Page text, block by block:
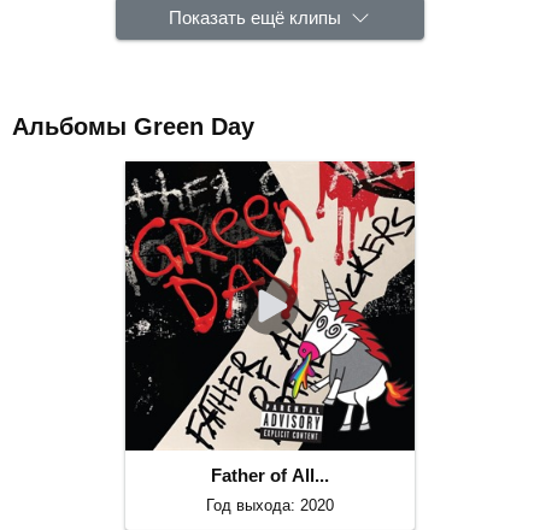
Показать ещё клипы
Альбомы Green Day
Father of All...
Год выхода: 2020